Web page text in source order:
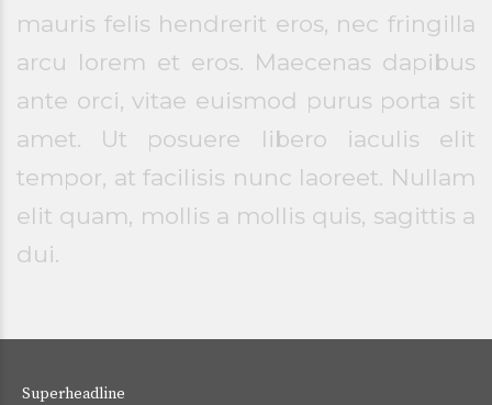
mauris felis hendrerit eros, nec fringilla
arcu lorem et eros. Maecenas dapibus
ante orci, vitae euismod purus porta sit
amet. Ut posuere libero iaculis elit
tempor, at facilisis nunc laoreet. Nullam
elit quam, mollis a mollis quis, sagittis a
dui.
Superheadline